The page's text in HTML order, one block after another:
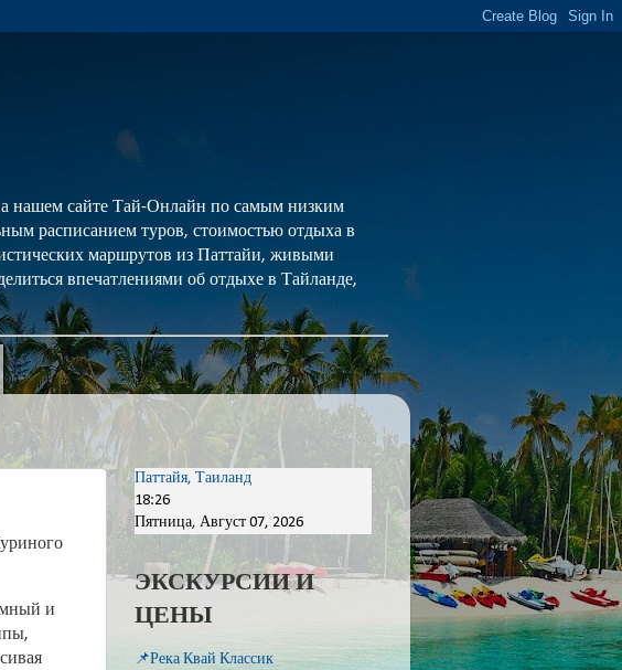
нашем сайте Тай-Онлайн по самым низким
расписанием туров, стоимостью отдыха в
маршрутов из Паттайи, живыми
впечатлениями об отдыхе в Тайланде,
и
Паттайя, Таиланд
18:26
Пятница, Август 07, 2026
ЭКСКУРСИИ И
ЦЕНЫ
📌Река Квай Классик